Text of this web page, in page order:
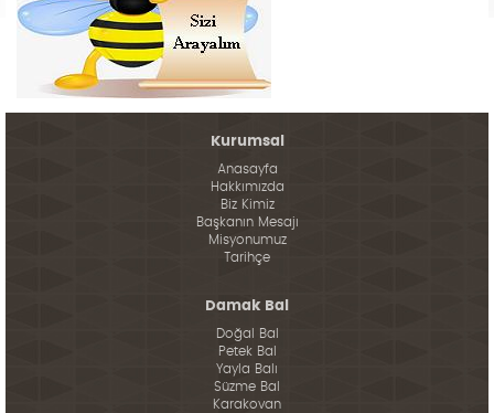
Kurumsal
Anasayfa
Hakkımızda
Biz Kimiz
Başkanın Mesajı
Misyonumuz
Tarihçe
Damak Bal
Doğal Bal
Petek Bal
Yayla Balı
Süzme Bal
Karakovan